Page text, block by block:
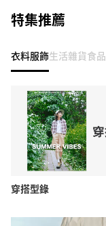
特集推薦
衣料服飾生活雜貨食品
穿搭型錄